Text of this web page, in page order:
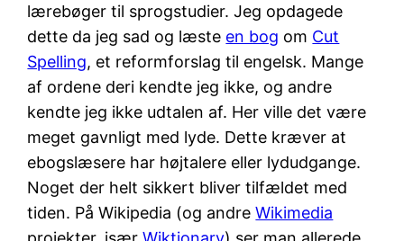
lærebøger til sprogstudier. Jeg opdagede
dette da jeg sad og læste en bog om Cut
Spelling, et reformforslag til engelsk. Mange
af ordene deri kendte jeg ikke, og andre
kendte jeg ikke udtalen af. Her ville det være
meget gavnligt med lyde. Dette kræver at
ebogslæsere har højtalere eller lydudgange.
Noget der helt sikkert bliver tilfældet med
tiden. På Wikipedia (og andreWikimedia